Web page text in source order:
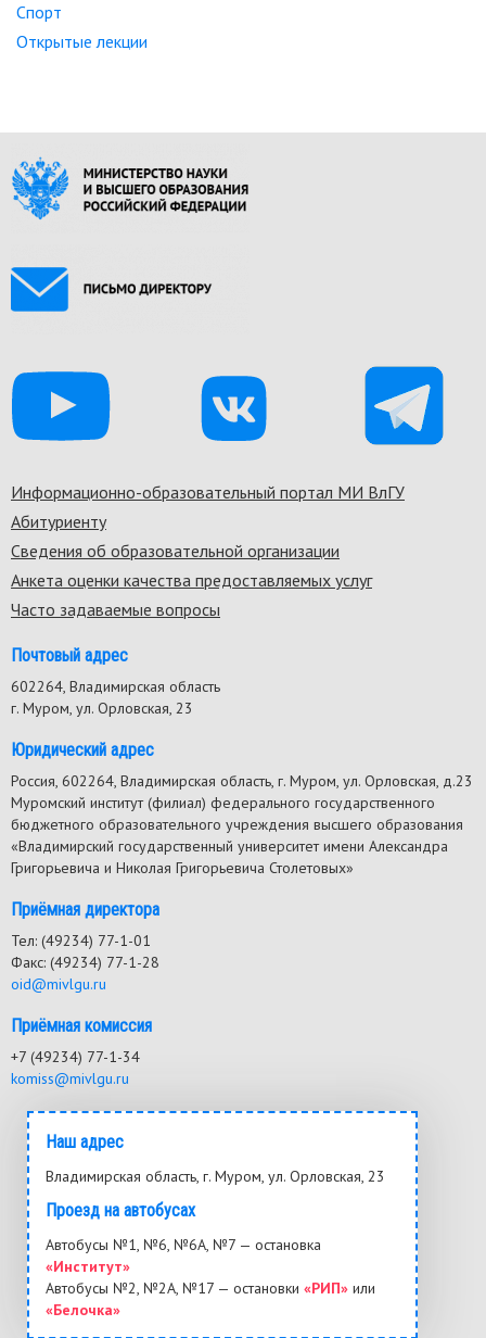
Спорт
Открытые лекции
Footer
menu
Информационно-образовательный портал МИ ВлГУ
Абитуриенту
Сведения об образовательной организации
Анкета оценки качества предоставляемых услуг
Часто задаваемые вопросы
Почтовый адрес
602264, Владимирская область
г. Муром, ул. Орловская, 23
Юридический адрес
Россия, 602264, Владимирская область, г. Муром, ул. Орловская, д.23
Муромский институт (филиал) федерального государственного
бюджетного образовательного учреждения высшего образования
«Владимирский государственный университет имени Александра
Григорьевича и Николая Григорьевича Столетовых»
Приёмная директора
Тел: (49234) 77-1-01
Факс: (49234) 77-1-28
oid@mivlgu.ru
Приёмная комиссия
+7 (49234) 77-1-34
komiss@mivlgu.ru
Наш адрес
Владимирская область, г. Муром, ул. Орловская, 23
Проезд на автобусах
Автобусы №1, №6, №6А, №7 — остановка
«Институт»
Автобусы №2, №2А, №17 — остановки «РИП» или
«Белочка»